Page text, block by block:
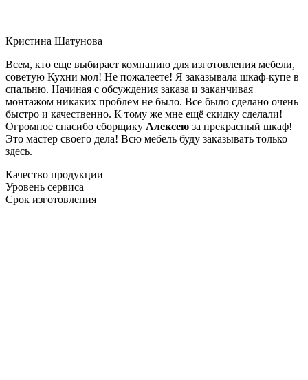
Кристина Шатунова
Всем, кто еще выбирает компанию для изготовления мебели,
советую Кухни мол! Не пожалеете! Я заказывала шкаф-купе в
спальню. Начиная с обсуждения заказа и заканчивая
монтажом никаких проблем не было. Все было сделано очень
быстро и качественно. К тому же мне ещё скидку сделали!
Огромное спасибо сборщику Алексею за прекрасный шкаф!
Это мастер своего дела! Всю мебель буду заказывать только
здесь.
Качество продукции
Уровень сервиса
Срок изготовления